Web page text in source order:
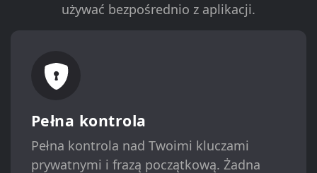
używać bezpośrednio z aplikacji.
Pełna kontrola
Pełna kontrola nad Twoimi kluczami
prywatnymi i frazą początkową. Żadna